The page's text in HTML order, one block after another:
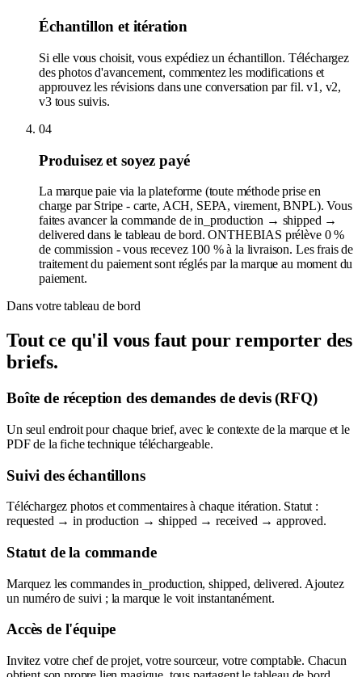
Échantillon et itération
Si elle vous choisit, vous expédiez un échantillon. Téléchargez
des photos d'avancement, commentez les modifications et
approuvez les révisions dans une conversation par fil. v1, v2,
v3 tous suivis.
04
Produisez et soyez payé
La marque paie via la plateforme (toute méthode prise en
charge par Stripe - carte, ACH, SEPA, virement, BNPL). Vous
faites avancer la commande de in_production → shipped →
delivered dans le tableau de bord. ONTHEBIAS prélève 0 %
de commission - vous recevez 100 % à la livraison. Les frais de
traitement du paiement sont réglés par la marque au moment du
paiement.
Dans votre tableau de bord
Tout ce qu'il vous faut pour remporter des
briefs.
Boîte de réception des demandes de devis (RFQ)
Un seul endroit pour chaque brief, avec le contexte de la marque et le
PDF de la fiche technique téléchargeable.
Suivi des échantillons
Téléchargez photos et commentaires à chaque itération. Statut :
requested → in production → shipped → received → approved.
Statut de la commande
Marquez les commandes in_production, shipped, delivered. Ajoutez
un numéro de suivi ; la marque le voit instantanément.
Accès de l'équipe
Invitez votre chef de projet, votre sourceur, votre comptable. Chacun